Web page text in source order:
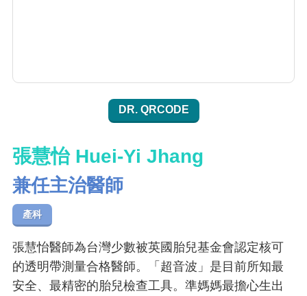
DR. QRCODE
張慧怡 Huei-Yi Jhang
兼任主治醫師
產科
張慧怡醫師為台灣少數被英國胎兒基金會認定核可
的透明帶測量合格醫師。「超音波」是目前所知最
安全、最精密的胎兒檢查工具。準媽媽最擔心生出